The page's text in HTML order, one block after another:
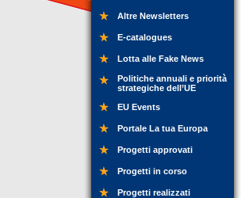
Altre Newsletters
E-catalogues
Lotta alle Fake News
Politiche annuali e priorità
strategiche dell’UE
EU Events
Portale La tua Europa
Progetti approvati
Progetti in corso
Progetti realizzati